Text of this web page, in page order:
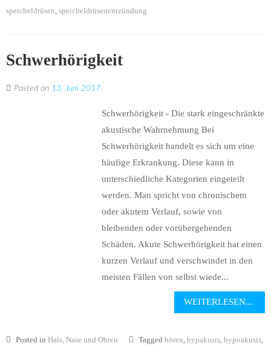
speicheldrüsen, speicheldrüsenentzündung
Schwerhörigkeit
Posted on 13. Juni 2017
Schwerhörigkeit - Die stark eingeschränkte
akustische Wahrnehmung Bei
Schwerhörigkeit handelt es sich um eine
häufige Erkrankung. Diese kann in
unterschiedliche Kategorien eingeteilt
werden. Man spricht von chronischem
oder akutem Verlauf, sowie von
bleibenden oder vorübergehenden
Schäden. Akute Schwerhörigkeit hat einen
kurzen Verlauf und verschwindet in den
meisten Fällen von selbst wiede...
WEITERLESEN...
Posted in Hals, Nase und Ohren Tagged hören, hypakusis, hypoakusis,